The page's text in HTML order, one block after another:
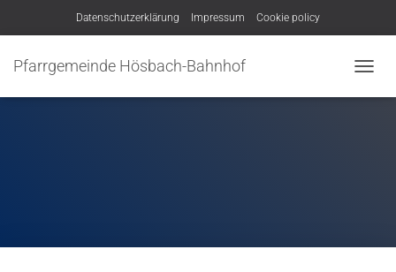
Datenschutzerklärung Impressum Cookie policy
Pfarrgemeinde Hösbach-Bahnhof
A
U